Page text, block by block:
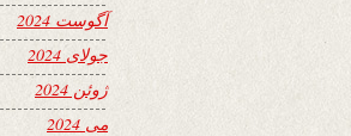
آگوست 2024
جولای 2024
ژوئن 2024
می 2024